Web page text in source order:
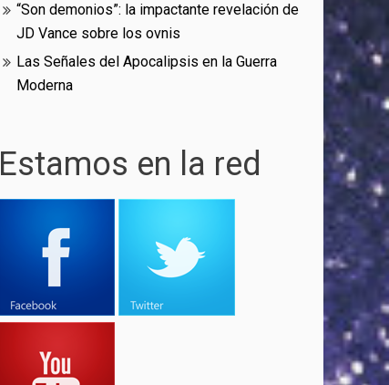
“Son demonios”: la impactante revelación de
JD Vance sobre los ovnis
Las Señales del Apocalipsis en la Guerra
Moderna
Estamos en la red